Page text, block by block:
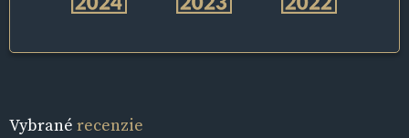
Vybrané recenzie